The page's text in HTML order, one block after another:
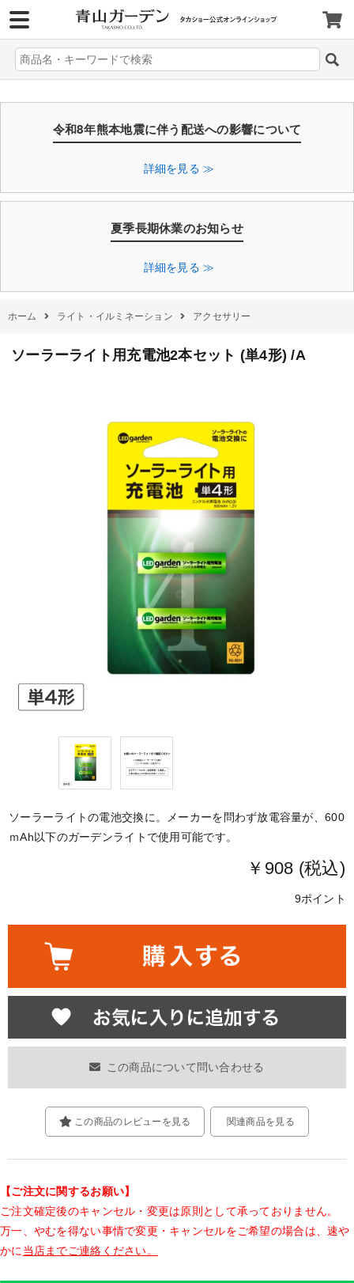
令和8年熊本地震に伴う配送への影響について
詳細を見る ≫
夏季長期休業のお知らせ
詳細を見る ≫
ホーム ライト・イルミネーション アクセサリー
ソーラーライト用充電池2本セット (単4形) /A
ソーラーライトの電池交換に。メーカーを問わず放電容量が、600
ｍAh以下のガーデンライトで使用可能です。
￥908 (税込)
9ポイント
この商品について問い合わせる
関連商品を見る
この商品のレビューを見る
【ご注文に関するお願い】
ご注文確定後のキャンセル・変更は原則として承っておりません。
万一、やむを得ない事情で変更・キャンセルをご希望の場合は、速や
かに 当店までご連絡ください。